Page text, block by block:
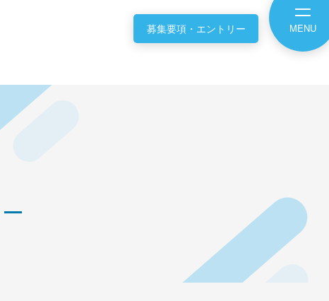
募集要項・エントリー